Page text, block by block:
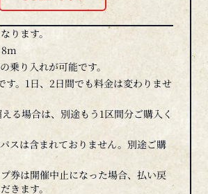
ります。
乗り入れが可能です。
す。1日、2日間でも料金は変わりませ
る場合は、別途もう1区間分ご購入く
スは含まれておりません。別途ご購
券は開催中止になった場合、払い戻
きます。